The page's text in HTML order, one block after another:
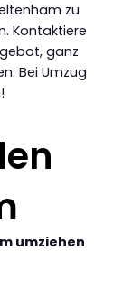
zu
Kontaktiere
ganz
Bei Umzug
umziehen